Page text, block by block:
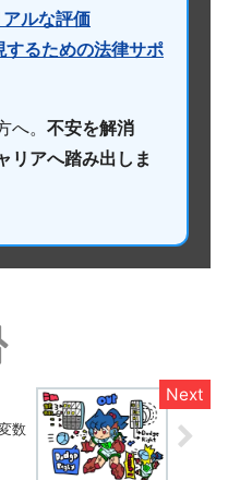
ルな評価
るための法律サポ
。 不安を解消
リアへ踏み出しま
数